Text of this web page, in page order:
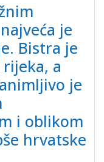
je
Bistra je
a
je
i oblikom
hrvatske